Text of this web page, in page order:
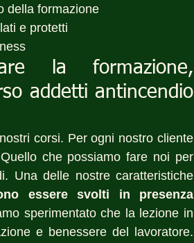
della formazione
e protetti
la formazione,
addetti antincendio
corsi. Per ogni nostro cliente
che possiamo fare noi per
Una delle nostre caratteristiche
essere svolti in presenza
sperimentato che la lezione in
e benessere del lavoratore.